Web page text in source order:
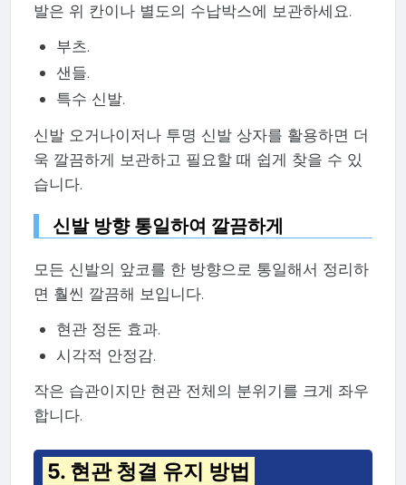
발은 위 칸이나 별도의 수납박스에 보관하세요.
부츠.
샌들.
특수 신발.
신발 오거나이저나 투명 신발 상자를 활용하면 더
욱 깔끔하게 보관하고 필요할 때 쉽게 찾을 수 있
습니다.
신발 방향 통일하여 깔끔하게
모든 신발의 앞코를 한 방향으로 통일해서 정리하
면 훨씬 깔끔해 보입니다.
현관 정돈 효과.
시각적 안정감.
작은 습관이지만 현관 전체의 분위기를 크게 좌우
합니다.
5. 현관 청결 유지 방법